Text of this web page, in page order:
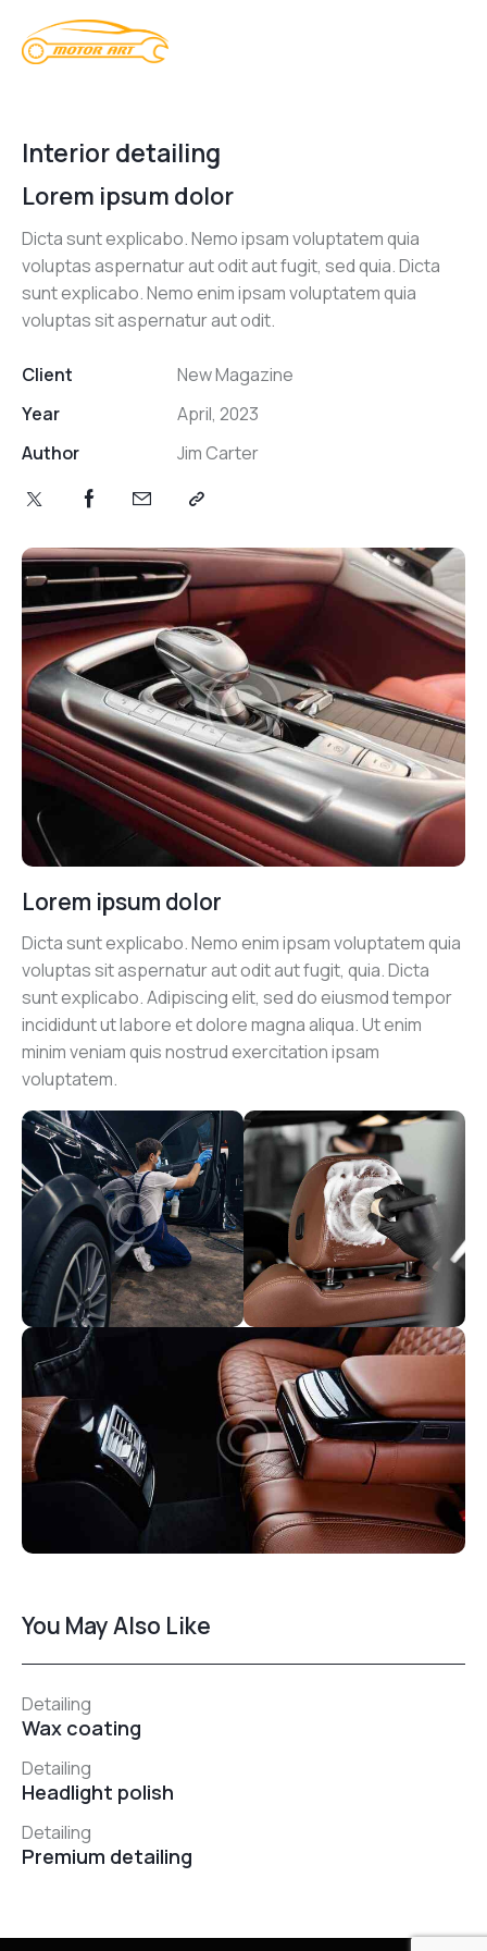
Interior detailing
Lorem ipsum dolor
Dicta sunt explicabo. Nemo enim ipsam voluptatem quia
voluptas sit aspernatur aut odit aut fugit, quia. Dicta
sunt explicabo. Adipiscing elit, sed do eiusmod tempor
incididunt ut labore et dolore magna aliqua. Ut enim
minim veniam quis nostrud exercitation ipsam
voluptatem.
Lorem ipsum dolor
Dicta sunt explicabo. Nemo ipsam voluptatem quia
voluptas aspernatur aut odit aut fugit, sed quia. Dicta
sunt explicabo. Nemo enim ipsam voluptatem quia
voluptas sit aspernatur aut odit.
Client
New Magazine
Year
April, 2023
Author
Jim Carter
You May Also Like
Detailing
Wax coating
Detailing
Headlight polish
Detailing
Premium detailing